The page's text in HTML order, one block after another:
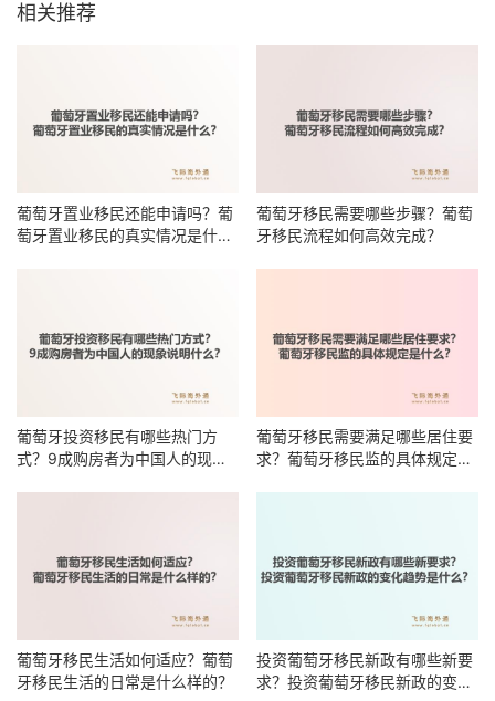
相关推荐
葡萄牙置业移民还能申请吗？葡
萄牙置业移民的真实情况是什
葡萄牙移民需要哪些步骤？葡萄
牙移民流程如何高效完成？
葡萄牙投资移民有哪些热门方
式？9成购房者为中国人的现象
葡萄牙移民需要满足哪些居住要
求？葡萄牙移民监的具体规定是
葡萄牙移民生活如何适应？葡萄
牙移民生活的日常是什么样的？
投资葡萄牙移民新政有哪些新要
求？投资葡萄牙移民新政的变化